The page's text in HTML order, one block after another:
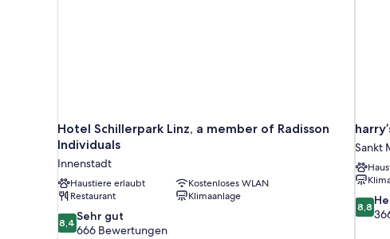
Hotel Schillerpark Linz, a member of Radisson
Individuals
Innenstadt
Haustiere erlaubt
Kostenloses WLAN
Restaurant
Klimaanlage
8.4
von
8,4 Sehr gut
666 Bewertungen
Sankt
8.8
von
8,8